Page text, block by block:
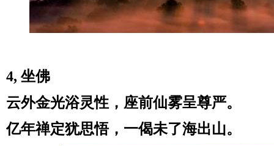
4, 坐佛
云外金光浴灵性，座前仙雾呈尊严。
亿年禅定犹思悟，一偈未了海出山。